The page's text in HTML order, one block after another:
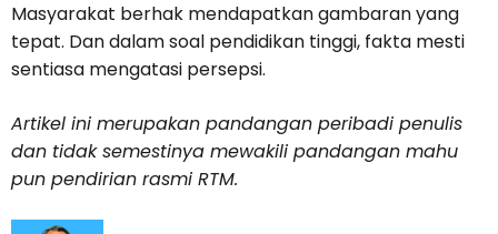
Masyarakat berhak mendapatkan gambaran yang
tepat. Dan dalam soal pendidikan tinggi, fakta mesti
sentiasa mengatasi persepsi.
Artikel ini merupakan pandangan peribadi penulis
dan tidak semestinya mewakili pandangan mahu
pun pendirian rasmi RTM.